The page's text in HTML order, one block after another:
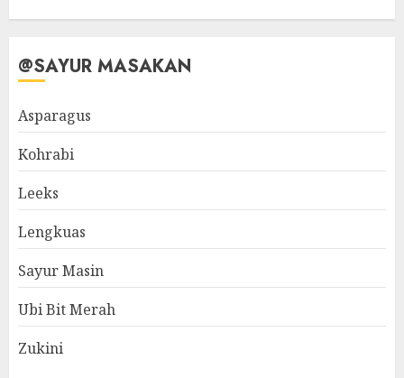
@SAYUR MASAKAN
Asparagus
Kohrabi
Leeks
Lengkuas
Sayur Masin
Ubi Bit Merah
Zukini